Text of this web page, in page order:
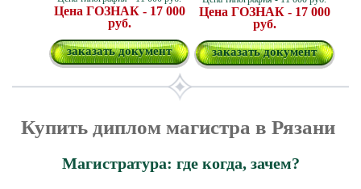
Цена ГОЗНАК - 17 000
руб.
заказать документ
Цена ГОЗНАК - 17 000
руб.
заказать документ
Купить диплом магистра в Рязани
Магистратура: где когда, зачем?